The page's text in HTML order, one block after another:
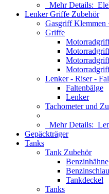
Mehr Details:
Lenker Griffe Zubehör
Gasgriff Klemmen
Griffe
Lenker - Riser -
Faltenbälge
Lenker
Tachometer und
Mehr Details:
Gepäckträger
Tanks
Tank Zubehör
Benzinhähne
Tankdeckel
Tanks